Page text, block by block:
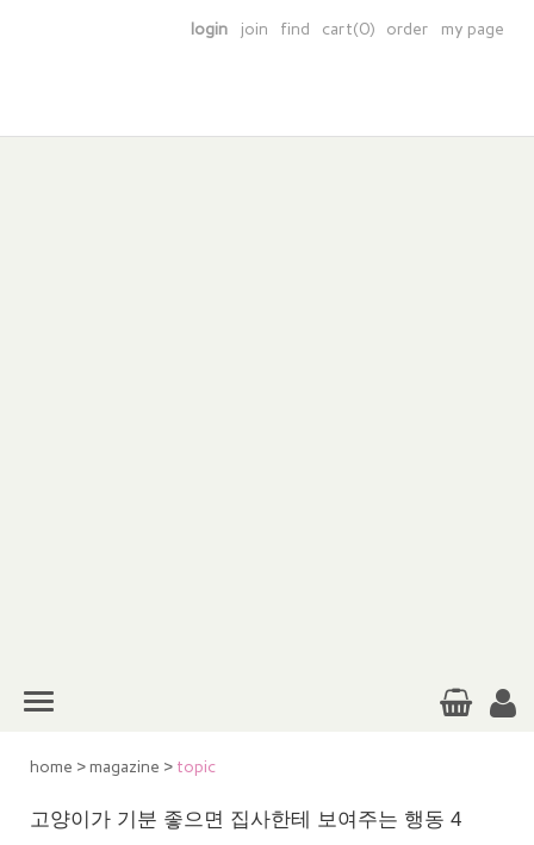
login join find cart(0) order my page
home >magazine > topic
고양이가 기분 좋으면 집사한테 보여주는 행동 4